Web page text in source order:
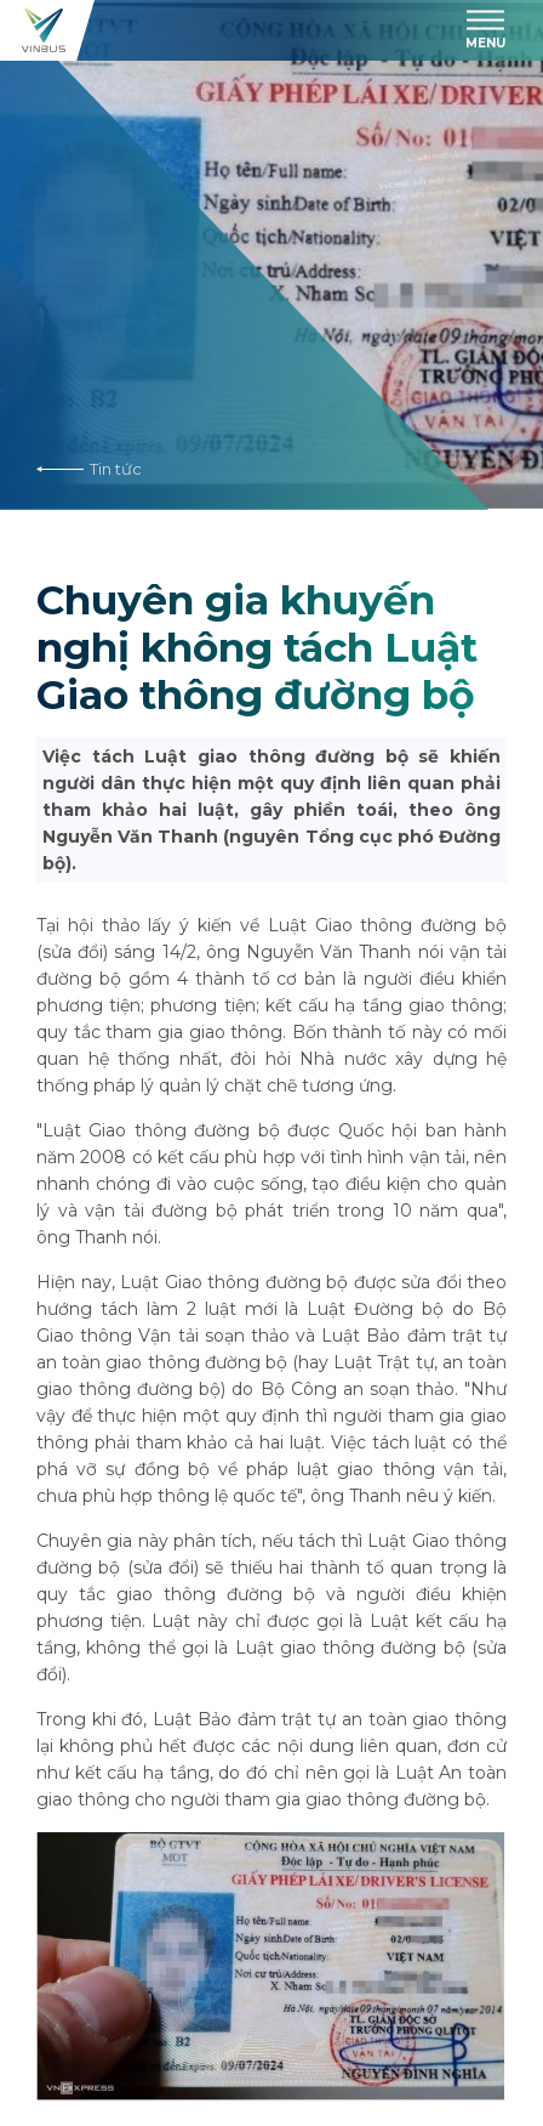
MENU
Tin tức
Chuyên gia khuyến
nghị không tách Luật
Giao thông đường bộ
Việc tách Luật giao thông đường bộ sẽ khiến
người dân thực hiện một quy định liên quan phải
tham khảo hai luật, gây phiền toái, theo ông
Nguyễn Văn Thanh (nguyên Tổng cục phó Đường
bộ).
Tại hội thảo lấy ý kiến về Luật Giao thông đường bộ
(sửa đổi) sáng 14/2, ông Nguyễn Văn Thanh nói vận tải
đường bộ gồm 4 thành tố cơ bản là người điều khiển
phương tiện; phương tiện; kết cấu hạ tầng giao thông;
quy tắc tham gia giao thông. Bốn thành tố này có mối
quan hệ thống nhất, đòi hỏi Nhà nước xây dựng hệ
thống pháp lý quản lý chặt chẽ tương ứng.
"Luật Giao thông đường bộ được Quốc hội ban hành
năm 2008 có kết cấu phù hợp với tình hình vận tải, nên
nhanh chóng đi vào cuộc sống, tạo điều kiện cho quản
lý và vận tải đường bộ phát triển trong 10 năm qua",
ông Thanh nói.
Hiện nay, Luật Giao thông đường bộ được sửa đổi theo
hướng tách làm 2 luật mới là Luật Đường bộ do Bộ
Giao thông Vận tải soạn thảo và Luật Bảo đảm trật tự
an toàn giao thông đường bộ (hay Luật Trật tự, an toàn
giao thông đường bộ) do Bộ Công an soạn thảo. "Như
vậy để thực hiện một quy định thì người tham gia giao
thông phải tham khảo cả hai luật. Việc tách luật có thể
phá vỡ sự đồng bộ về pháp luật giao thông vận tải,
chưa phù hợp thông lệ quốc tế", ông Thanh nêu ý kiến.
Chuyên gia này phân tích, nếu tách thì Luật Giao thông
đường bộ (sửa đổi) sẽ thiếu hai thành tố quan trọng là
quy tắc giao thông đường bộ và người điều khiện
phương tiện. Luật này chỉ được gọi là Luật kết cấu hạ
tầng, không thể gọi là Luật giao thông đường bộ (sửa
đổi).
Trong khi đó, Luật Bảo đảm trật tự an toàn giao thông
lại không phủ hết được các nội dung liên quan, đơn cử
như kết cấu hạ tầng, do đó chỉ nên gọi là Luật An toàn
giao thông cho người tham gia giao thông đường bộ.